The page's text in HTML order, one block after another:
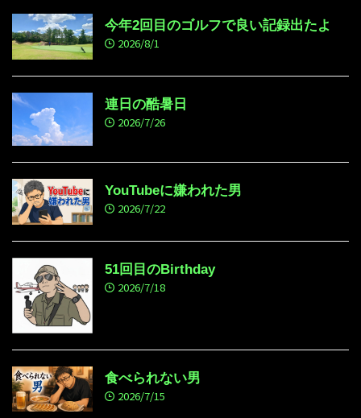
今年2回目のゴルフで良い記録出たよ
2026/8/1
連日の酷暑日
2026/7/26
YouTubeに嫌われた男
2026/7/22
51回目のBirthday
2026/7/18
食べられない男
2026/7/15